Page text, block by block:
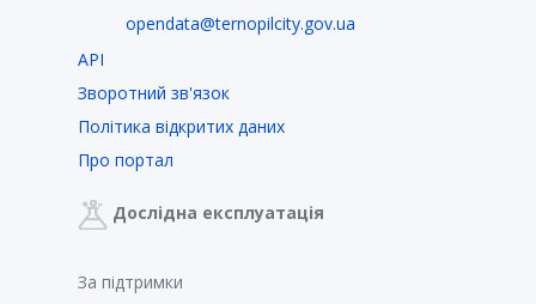
opendata@ternopilcity.gov.ua
API
Зворотний зв'язок
Політика відкритих даних
Про портал
Дослідна експлуатація
За підтримки